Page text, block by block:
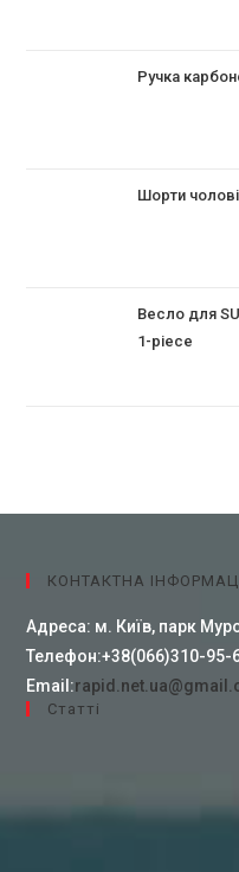
Ручка
Шорти
Весло для
1-piece
КОНТАКТНА
Адреса: м. Київ, парк
Телефон:+38(066)310-95-
Email:
Cтатті